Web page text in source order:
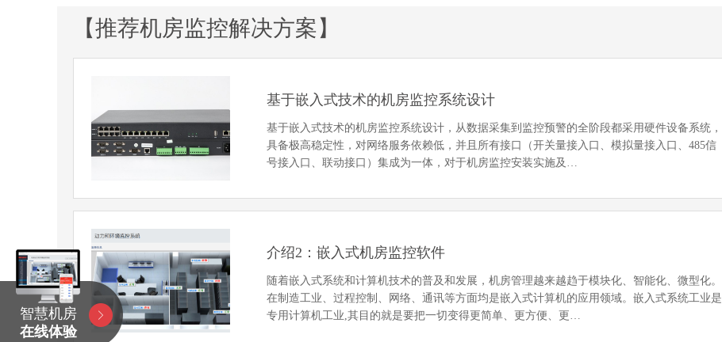
【推荐机房监控解决方案】
基于嵌入式技术的机房监控系统设计
基于嵌入式技术的机房监控系统设计，从数据采集到监控预警的全阶段都采用硬件设备系统，
具备极高稳定性，对网络服务依赖低，并且所有接口（开关量接入口、模拟量接入口、485信
号接入口、联动接口）集成为一体，对于机房监控安装实施及…
介绍2：嵌入式机房监控软件
随着嵌入式系统和计算机技术的普及和发展，机房管理越来越趋于模块化、智能化、微型化。
在制造工业、过程控制、网络、通讯等方面均是嵌入式计算机的应用领域。嵌入式系统工业是
专用计算机工业,其目的就是要把一切变得更简单、更方便、更…
智慧机房
在线体验